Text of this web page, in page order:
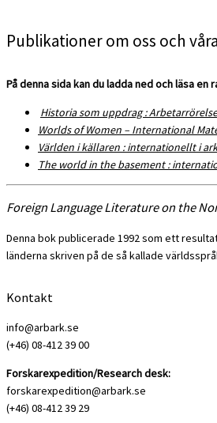
Publikationer om oss och
På denna sida kan du ladda ned och läsa
Historia som uppdrag :
Worlds of Women – International
Världen i källaren : internationellt i
The world in the basement :
Foreign Language Literature on the
Denna bok publicerade 1992 som ett
länderna skriven på de så kallade
Kontakt
info@arbark.se
(+46) 08-412 39 00
Forskarexpedition/Research desk:
forskarexpedition@arbark.se
(+46) 08-412 39 29